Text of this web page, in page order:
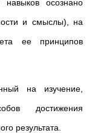
осознано
и смыслы), на
ее принципов
на изучение,
достижения
результата.